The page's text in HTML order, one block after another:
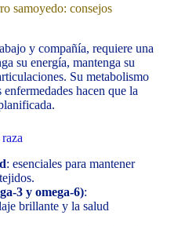
samoyedo: consejos
y compañía, requiere una
su energía, mantenga su
Su metabolismo
hacen que la
: esenciales para mantener
3 y omega-6):
brillante y la salud